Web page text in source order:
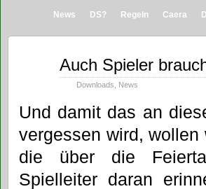
News DS? Regeln Caera
Auch Spieler
Downloads News
Und damit das an
vergessen wird, wollen
die über die
Spielleiter daran